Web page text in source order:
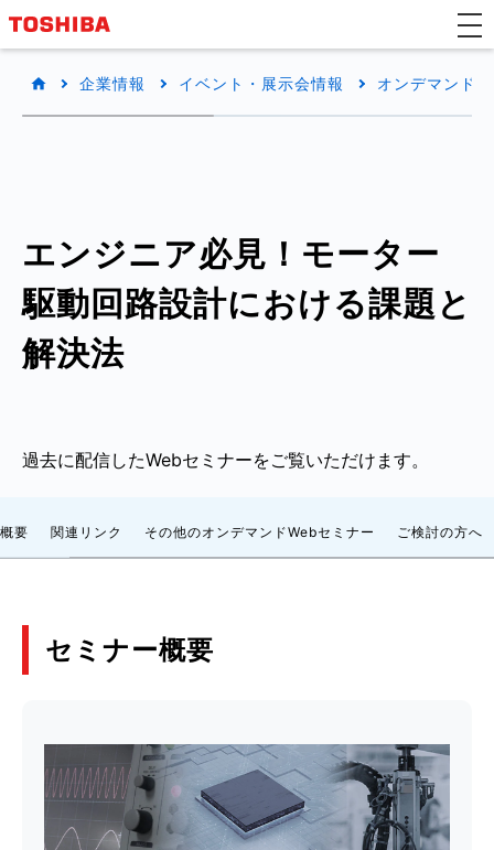
企業情報 イベント・展示会情報 オンデマンド
エンジニア必見！モーター
駆動回路設計における課題と
解決法
過去に配信したWebセミナーをご覧いただけます。
要 関連リンク その他のオンデマンドWebセミナー ご検討の方へ
セミナー概要